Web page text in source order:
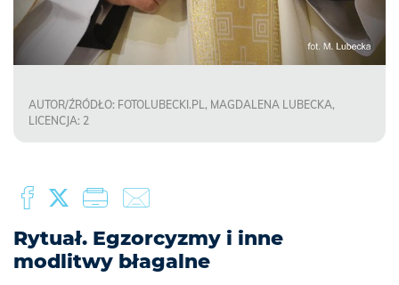
AUTOR/ŹRÓDŁO: FOTOLUBECKI.PL, MAGDALENA LUBECKA,
LICENCJA: 2
Rytuał. Egzorcyzmy i inne
modlitwy błagalne